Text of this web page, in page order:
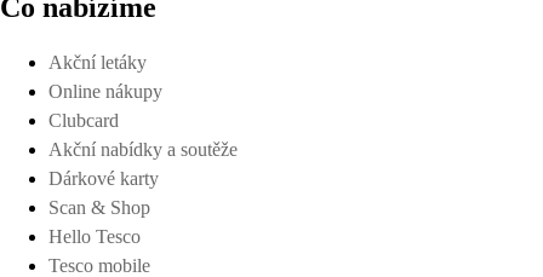
Co nabízíme
Akční letáky
Online nákupy
Clubcard
Akční nabídky a soutěže
Dárkové karty
Scan & Shop
Hello Tesco
Tesco mobile